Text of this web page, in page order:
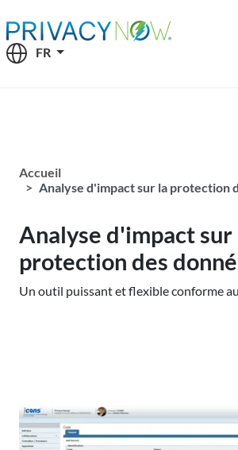
Select your language
FR
Accueil
Analyse d'impact sur la protection
Analyse d'impact sur
protection des
Un outil puissant et flexible conforme